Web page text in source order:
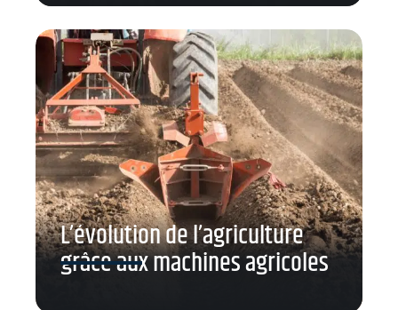
L’évolution de l’agriculture
grâce aux machines agricoles